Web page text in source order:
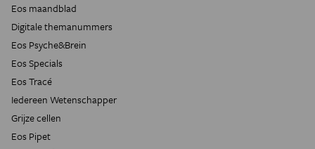
Eos maandblad
Digitale themanummers
Eos Psyche&Brein
Eos Specials
Eos Tracé
Iedereen Wetenschapper
Grijze cellen
Eos Pipet